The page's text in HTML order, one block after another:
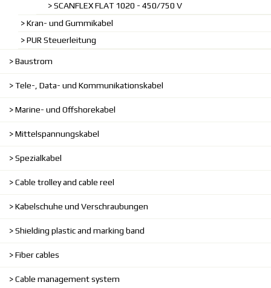
SCANFLEX FLAT 1020 - 450/750 V
Kran- und Gummikabel
PUR Steuerleitung
Baustrom
Tele-, Data- und Kommunikationskabel
Marine- und Offshorekabel
Mittelspannungskabel
Spezialkabel
Cable trolley and cable reel
Kabelschuhe und Verschraubungen
Shielding plastic and marking band
Fiber cables
Cable management system